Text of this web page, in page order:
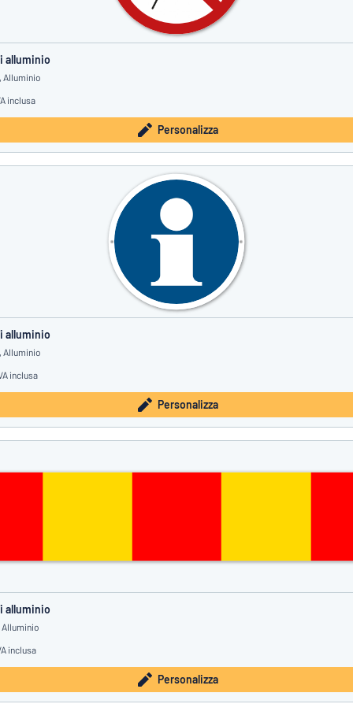
alluminio
Alluminio
inclusa
Personalizza
alluminio
Alluminio
inclusa
Personalizza
alluminio
Alluminio
inclusa
Personalizza